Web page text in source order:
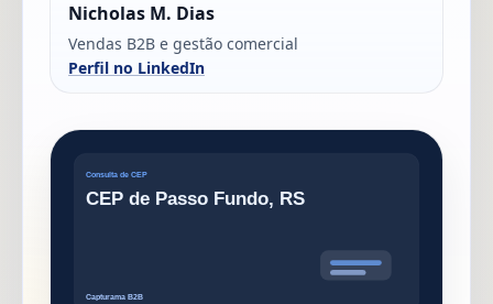
Nicholas M. Dias
Vendas B2B e gestão comercial
Perfil no LinkedIn